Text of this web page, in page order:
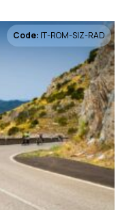
Code: IT-ROM-SIZ-RAD